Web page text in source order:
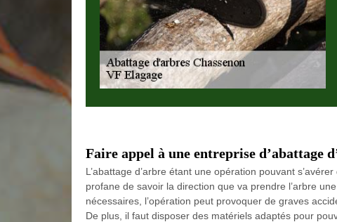
Faire appel à une entreprise d’abattage
L’abattage d’arbre étant une opération pouvant
profane de savoir la direction que va prendre l’arbre
nécessaires, l’opération peut provoquer de graves
De plus, il faut disposer des matériels adaptés pour